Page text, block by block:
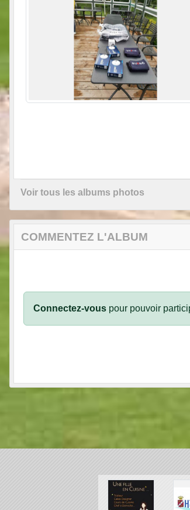
Voir tous les albums photos
COMMENTEZ L'ALBUM
Connectez-vous pour pouvoir